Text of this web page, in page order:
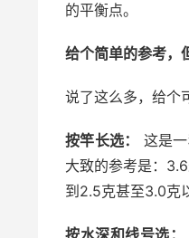
的平衡点。
给个简单的参考，
说了这么多，给个
按竿长选：
这是
大致的参考是：
到2.5克甚至3.0克
按水深和线号选：